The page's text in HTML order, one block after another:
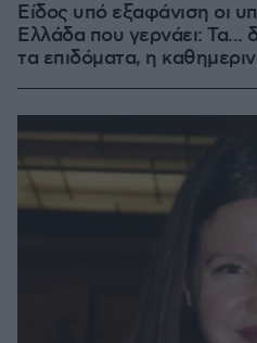
Είδος υπό εξαφάνιση οι
Ελλάδα που γερνάει: Τα...
τα επιδόματα, η